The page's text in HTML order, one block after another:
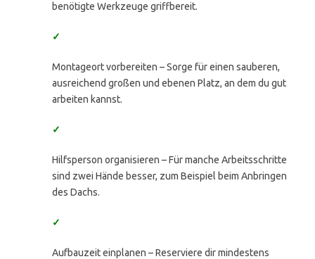
benötigte Werkzeuge griffbereit.
✓
Montageort vorbereiten – Sorge für einen sauberen,
ausreichend großen und ebenen Platz, an dem du gut
arbeiten kannst.
✓
Hilfsperson organisieren – Für manche Arbeitsschritte
sind zwei Hände besser, zum Beispiel beim Anbringen
des Dachs.
✓
Aufbauzeit einplanen – Reserviere dir mindestens